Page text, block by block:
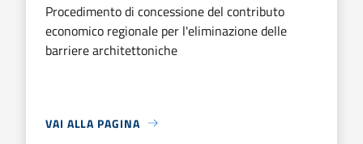
Procedimento di concessione del contributo
economico regionale per l'eliminazione delle
barriere architettoniche
VAI ALLA PAGINA